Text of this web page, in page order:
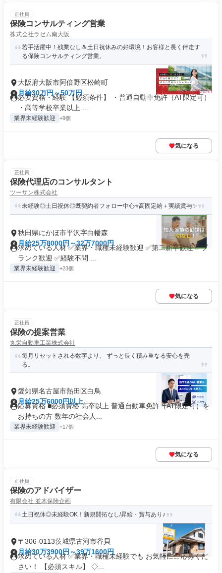
正社員
保険コンサルティング営業
株式会社ラゼム南大阪
若手活躍中！残業なし＆土日祝休みの好環境！お客様と長く伴走す
る保険コンサルティング営業。
大阪府大阪市阿倍野区松崎町
月給30万円～50万円
必要資格・経験 【必須条件】 ・普通自動車免許（AT限定可）
・高等学校卒業以上 ...
業界未経験歓迎 +9個
気になる
正社員
保険代理店のコンサルタント
ツーサン株式会社
未経験◎土日祝休◎既契約者フォロー中心⭐高固定給＋実績賞与✨
秋田県にかほ市平沢字白幡森
月給25万8000円～32万7000円
求めている人材 ✅業界・職種未経験歓迎 ✅第二新卒歓迎 ✅ブ
ランク歓迎 ✅経験不問 ...
業界未経験歓迎 +23個
気になる
正社員
保険の提案営業
丸栄自動車工業株式会社
毎月リセットされる数字より、 ずっと長く積み重なる安心を売
る。
愛知県名古屋市熱田区白鳥
月給25万6000円以上
応募資格 ■必須資格 高卒以上 普通自動車免許（AT限定可）を
お持ちの方 数年の社会人...
業界未経験歓迎 +17個
気になる
正社員
保険のアドバイザー
有限会社 並木保険企画
土日祝休◎未経験OK！新規開拓なし/昇給・賞与あり♪
〒306-0113茨城県古河市谷貝
月給30万3900円～39万1600円
求めている人材 ✅業界・職種未経験でも お気軽にご応募くだ
さい！ 【必須スキル】 ◇...